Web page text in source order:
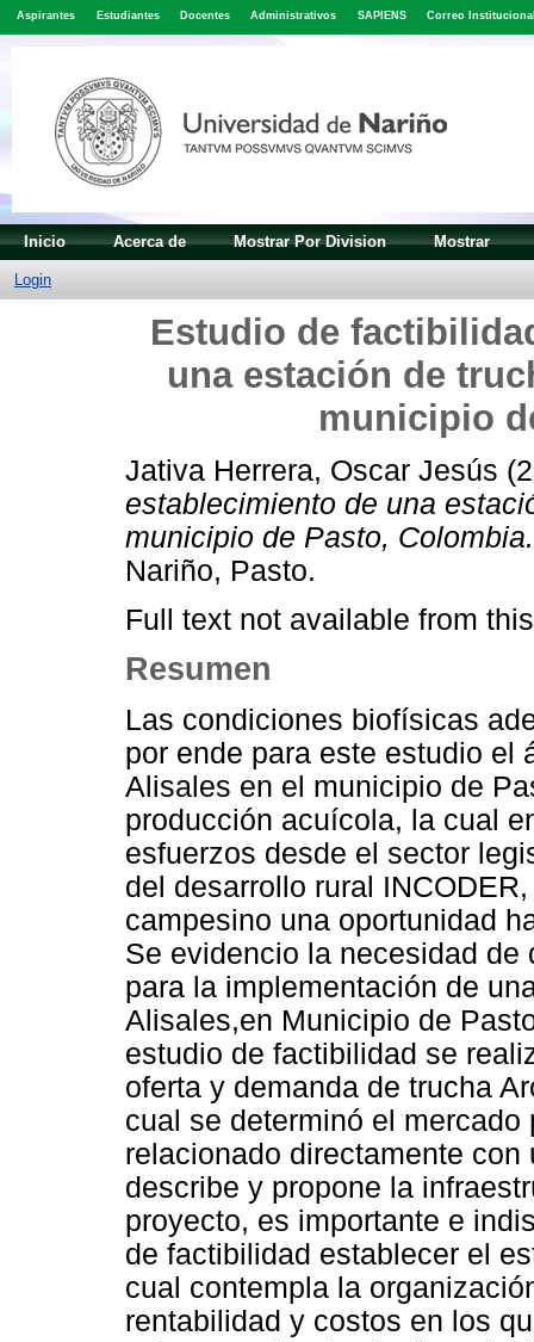
Aspirantes Estudiantes Docentes Administrativos SAPIENS Correo
Inicio Acerca de Mostrar Por Division Mostrar
Login
Estudio de
una estación de
municipio
Jativa Herrera, Oscar Jesús
establecimiento de una
municipio de Pasto, Colombia.
Nariño, Pasto.
Full text not available from
Resumen
Las condiciones biofísicas
por ende para este estudio el
Alisales en el municipio de
producción acuícola, la cual
esfuerzos desde el sector
del desarrollo rural
campesino una oportunidad
Se evidencio la necesidad
para la implementación de
Alisales,en Municipio de
estudio de factibilidad se
oferta y demanda de trucha
cual se determinó el
relacionado directamente
describe y propone la
proyecto, es importante e
de factibilidad establecer el
cual contempla la
rentabilidad y costos en los